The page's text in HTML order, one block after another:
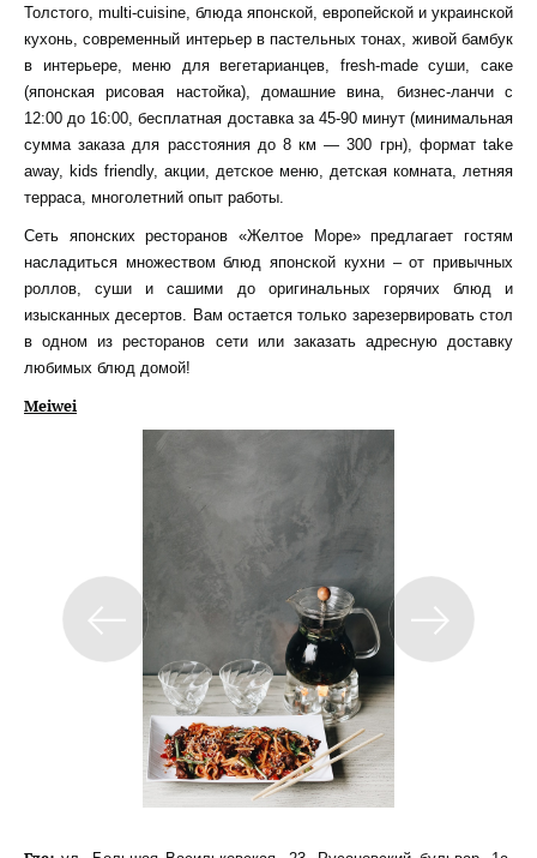
Толстого, multi-cuisine, блюда японской, европейской и украинской
кухонь, современный интерьер в пастельных тонах, живой бамбук
в интерьере, меню для вегетарианцев, fresh-made суши, саке
(японская рисовая настойка), домашние вина, бизнес-ланчи с
12:00 до 16:00, бесплатная доставка за 45-90 минут (минимальная
сумма заказа для расстояния до 8 км — 300 грн), формат take
away, kids friendly, акции, детское меню, детская комната, летняя
терраса, многолетний опыт работы.
Сеть японских ресторанов «Желтое Море» предлагает гостям
насладиться множеством блюд японской кухни – от привычных
роллов, суши и сашими до оригинальных горячих блюд и
изысканных десертов. Вам остается только зарезервировать стол
в одном из ресторанов сети или заказать адресную доставку
любимых блюд домой!
Meiwei